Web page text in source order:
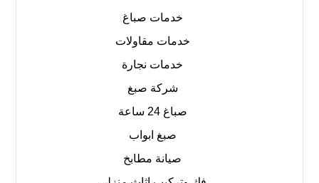
خدمات صباغ
خدمات مقاولات
خدمات نجارة
شركة صبغ
صباغ 24 ساعة
صبغ ابواب
صيانة مطابخ